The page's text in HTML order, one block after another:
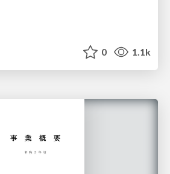
0 1.1k